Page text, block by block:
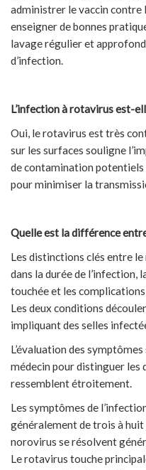
administrer le vaccin contre
enseigner de bonnes
lavage régulier et
d’infection.
L’infection à rotavirus est-
Oui, le rotavirus est très
sur les surfaces souligne
de contamination
pour minimiser la
Quelle est la différence
Les distinctions clés entre
dans la durée de
touchée et les
Les deux conditions
impliquant des selles
L’évaluation des
médecin pour distinguer les
ressemblent étroitement.
Les symptômes de
généralement de trois à huit
norovirus se résolvent
Le rotavirus touche